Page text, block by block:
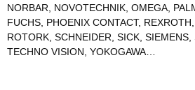
NORBAR, NOVOTECHNIK, OMEGA,
FUCHS, PHOENIX CONTACT, REXROTH,
ROTORK, SCHNEIDER, SICK, SIEMENS,
TECHNO VISION, YOKOGAWA…